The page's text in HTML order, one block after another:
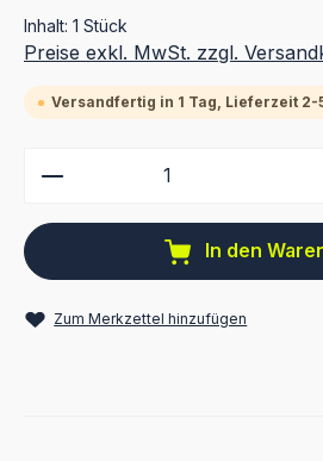
Inhalt: 1 Stück
Preise exkl. MwSt. zzgl.
Versandfertig in 1 Tag, Lieferzeit 2-
Produkt Anzahl: Gib den
In den
Zum Merkzettel hinzufügen